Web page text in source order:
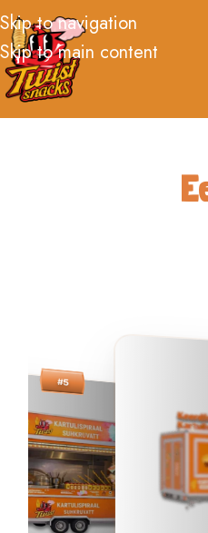
Skip to navigation
Skip to main content
#5